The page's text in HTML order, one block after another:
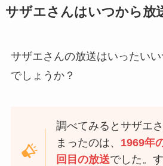
サザエさんはいつから放
サザエさんの放送はいったい
でしょうか？
調べてみるとサザエ
まったのは、 1969年
回目の放送でした。